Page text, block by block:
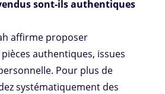
sont-ils authentiques
affirme proposer
authentiques, issues
Pour plus de
systématiquement des